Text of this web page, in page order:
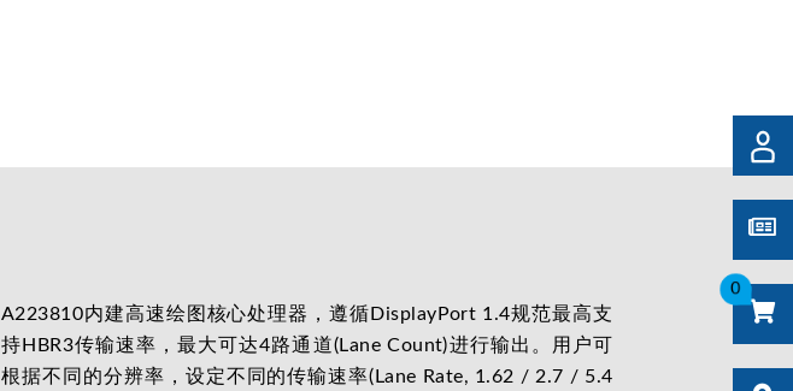
0
A223810内建高速绘图核心处理器，遵循DisplayPort 1.4规范最高支
持HBR3传输速率，最大可达4路通道(Lane Count)进行输出。用户可
根据不同的分辨率，设定不同的传输速率(Lane Rate, 1.62 / 2.7 / 5.4